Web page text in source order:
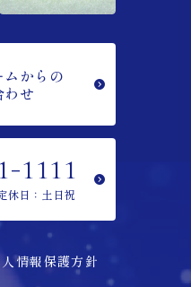
ムからの
わせ
1111
休日：土日祝
情報保護方針